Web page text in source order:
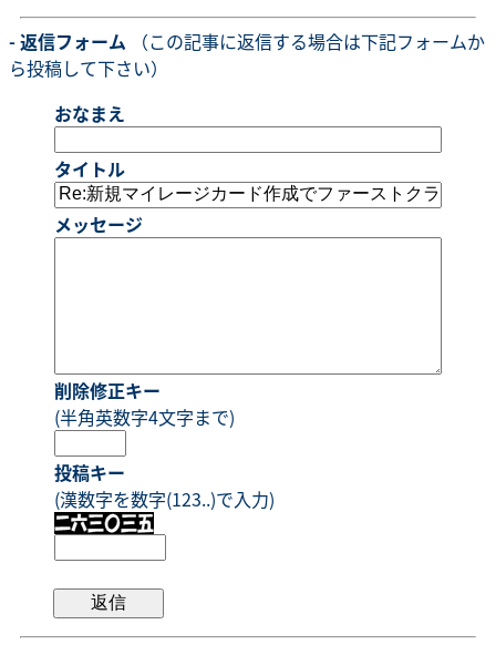
- 返信フォーム （この記事に返信する場合は下記フォームか
ら投稿して下さい）
おなまえ
タイトル
メッセージ
削除修正キー
(半角英数字4文字まで)
投稿キー
(漢数字を数字(123..)で入力)